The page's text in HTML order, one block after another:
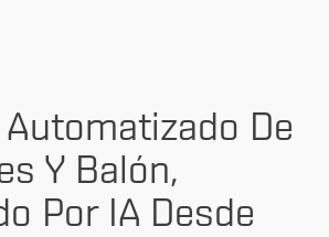
De
Y Balón,
Por IA Desde